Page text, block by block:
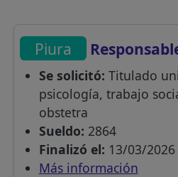
Piura
Se solicitó: Titulado
psicología, trabajo
obstetra
Sueldo: 2864
Finalizó el: 13/03/2026
Más información